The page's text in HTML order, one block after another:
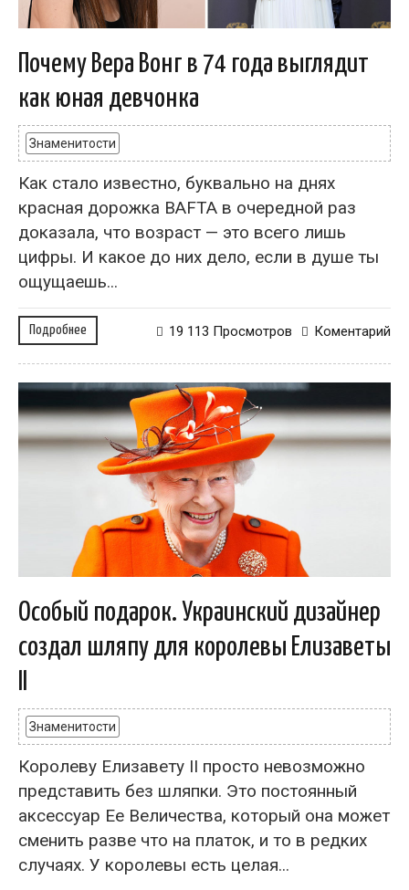
Почему Вера Вонг в 74 года выглядит
как юная девчонка
Знаменитости
Как стало известно, буквально на днях
красная дорожка BAFTA в очередной раз
доказала, что возраст — это всего лишь
цифры. И какое до них дело, если в душе ты
ощущаешь...
Подробнее Коментарий
19 113 Просмотров
Особый подарок. Украинский дизайнер
создал шляпу для королевы Елизаветы
Знаменитости
Королеву Елизавету II просто невозможно
представить без шляпки. Это постоянный
аксессуар Ее Величества, который она может
сменить разве что на платок, и то в редких
случаях. У королевы есть целая...